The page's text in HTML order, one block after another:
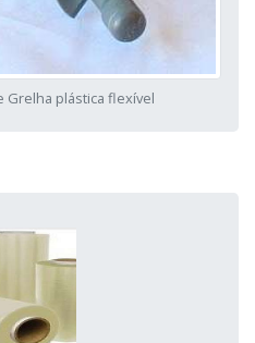
Grelha plástica flexível